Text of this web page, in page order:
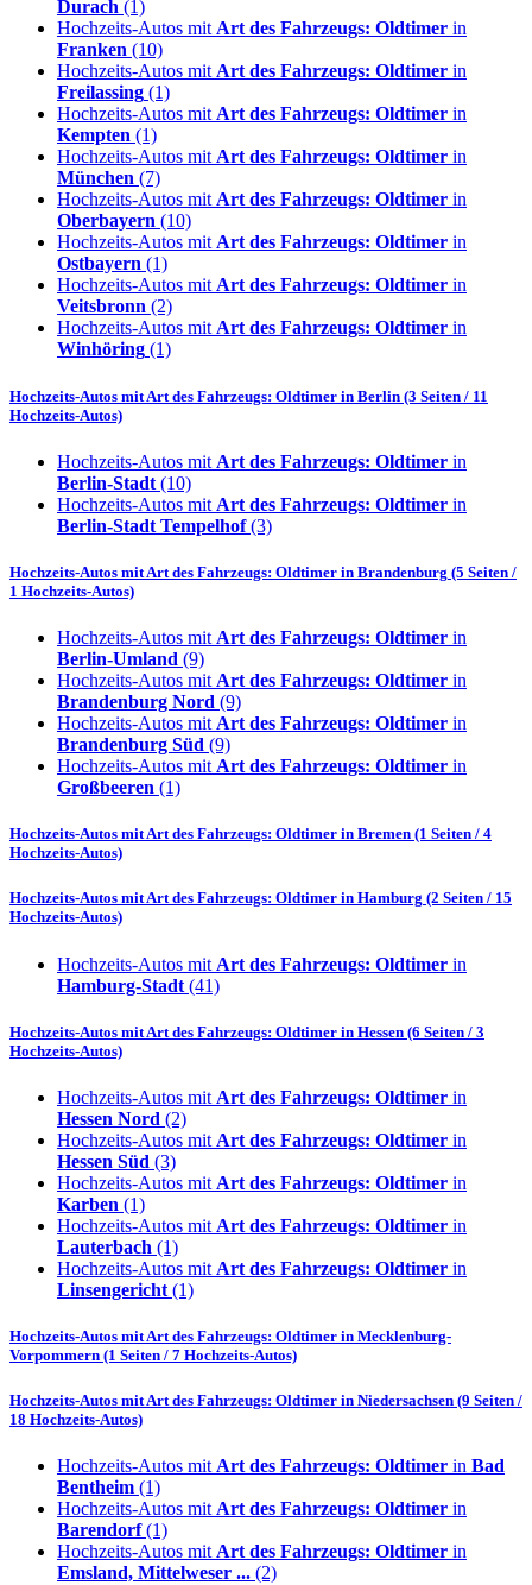
Durach (1)
Hochzeits-Autos mit Art des Fahrzeugs: Oldtimer in
Franken (10)
Hochzeits-Autos mit Art des Fahrzeugs: Oldtimer in
Freilassing (1)
Hochzeits-Autos mit Art des Fahrzeugs: Oldtimer in
Kempten (1)
Hochzeits-Autos mit Art des Fahrzeugs: Oldtimer in
München (7)
Hochzeits-Autos mit Art des Fahrzeugs: Oldtimer in
Oberbayern (10)
Hochzeits-Autos mit Art des Fahrzeugs: Oldtimer in
Ostbayern (1)
Hochzeits-Autos mit Art des Fahrzeugs: Oldtimer in
Veitsbronn (2)
Hochzeits-Autos mit Art des Fahrzeugs: Oldtimer in
Winhöring (1)
Hochzeits-Autos mit Art des Fahrzeugs: Oldtimer in Berlin (3 Seiten / 11
Hochzeits-Autos)
Hochzeits-Autos mit Art des Fahrzeugs: Oldtimer in
Berlin-Stadt (10)
Hochzeits-Autos mit Art des Fahrzeugs: Oldtimer in
Berlin-Stadt Tempelhof(3)
Hochzeits-Autos mit Art des Fahrzeugs: Oldtimer in Brandenburg (5 Seiten /
1 Hochzeits-Autos)
Hochzeits-Autos mit Art des Fahrzeugs: Oldtimer in
Berlin-Umland (9)
Hochzeits-Autos mit Art des Fahrzeugs: Oldtimer in
Brandenburg Nord (9)
Hochzeits-Autos mit Art des Fahrzeugs: Oldtimer in
Brandenburg Süd (9)
Hochzeits-Autos mit Art des Fahrzeugs: Oldtimer in
Großbeeren (1)
Hochzeits-Autos mitArt des Fahrzeugs: Oldtimer in Bremen (1 Seiten / 4
Hochzeits-Autos)
Hochzeits-Autos mitArt des Fahrzeugs: Oldtimer in Hamburg (2 Seiten / 15
Hochzeits-Autos)
Hochzeits-Autos mit Art des Fahrzeugs: Oldtimer in
Hamburg-Stadt (41)
Hochzeits-Autos mit Art des Fahrzeugs: Oldtimer in Hessen (6 Seiten / 3
Hochzeits-Autos)
Hochzeits-Autos mit Art des Fahrzeugs: Oldtimer in
Hessen Nord (2)
Hochzeits-Autos mit Art des Fahrzeugs: Oldtimer in
Hessen Süd (3)
Hochzeits-Autos mit Art des Fahrzeugs: Oldtimer in
Karben (1)
Hochzeits-Autos mit Art des Fahrzeugs: Oldtimer in
Lauterbach (1)
Hochzeits-Autos mit Art des Fahrzeugs: Oldtimer in
Linsengericht (1)
Hochzeits-Autos mitArt des Fahrzeugs: Oldtimer in Mecklenburg-
Vorpommern (1 Seiten / 7 Hochzeits-Autos)
Hochzeits-Autos mitArt des Fahrzeugs: Oldtimer in Niedersachsen (9 Seiten /
18 Hochzeits-Autos)
Hochzeits-Autos mitArt des Fahrzeugs: Oldtimer in Bad
Bentheim (1)
Hochzeits-Autos mitArt des Fahrzeugs: Oldtimer in
Barendorf(1)
Hochzeits-Autos mitArt des Fahrzeugs: Oldtimer in
Emsland, Mittelweser ... (2)